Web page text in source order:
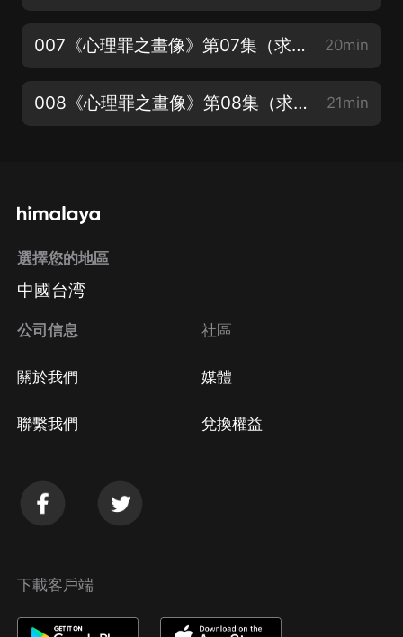
007《心理罪之畫像》第07集（求打賞、點讚、評論） 20min
008《心理罪之畫像》第08集（求打賞、點讚、評論） 21min
選擇您的地區
中國台湾
公司信息
關於我們
聯繫我們
社區
媒體
兌換權益
下載客戶端